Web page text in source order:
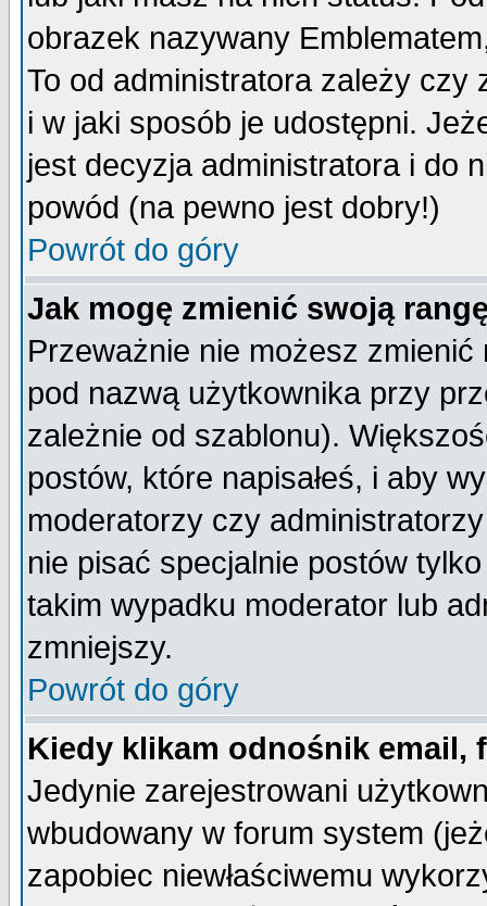
obrazek nazywany
To od administratora zależy czy
i w jaki sposób je udostępni.
jest decyzja administratora i do
powód (na pewno jest dobry!)
Powrót do góry
Jak mogę zmienić swoją
Przeważnie nie możesz
pod nazwą użytkownika przy
zależnie od szablonu).
postów, które napisałeś, i aby
moderatorzy czy
nie pisać specjalnie postów
takim wypadku moderator lub
zmniejszy.
Powrót do góry
Kiedy klikam odnośnik email,
Jedynie zarejestrowani
wbudowany w forum system
zapobiec niewłaściwemu